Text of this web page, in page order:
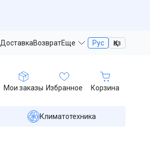
ДоставкаВозвратЕще Рус Қаз
Мои заказы Избранное Корзина
Климатотехника